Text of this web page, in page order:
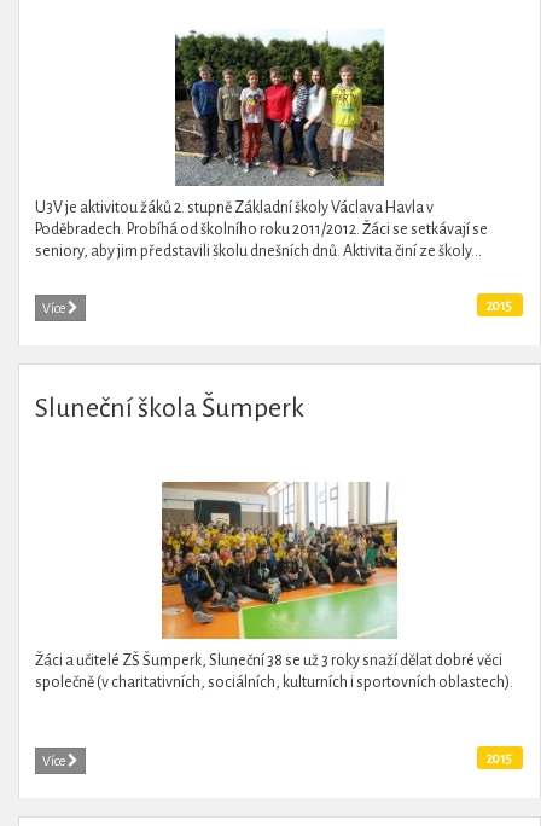
U3V je aktivitou žáků 2. stupně Základní školy Václava Havla v
Poděbradech. Probíhá od školního roku 2011/2012. Žáci se setkávají se
seniory, aby jim představili školu dnešních dnů. Aktivita činí ze školy...
Více 2015
Sluneční škola Šumperk
Žáci a učitelé ZŠ Šumperk, Sluneční 38 se už 3 roky snaží dělat dobré věci
společně (v charitativních, sociálních, kulturních i sportovních oblastech).
Více 2015